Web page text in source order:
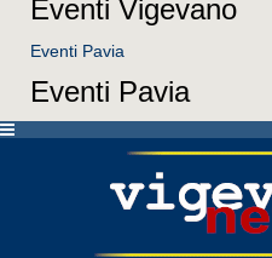
Eventi Vigevano
Eventi Pavia
Eventi Pavia